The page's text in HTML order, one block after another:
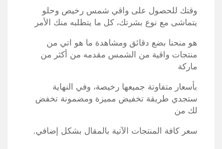
وقتك للحصول على واقي شمس رخيص وحلو
يتماشى مع نوع بشرتك، كل ما يتطلبه منك الأمر
هو منحنا بضع دقائق ومشاهدة ما هو اتي من
منتجات واقية من الشمس مقدمه من أكثر من
ماركة
بأسعار متفاوتة جميعها رخيصة، وفي النهاية
ستجدي طريقة تخفيض مميزة ومضمونة تخفض
لك من
سعر كافة المنتجات الآتية بالمقال بشكل إضافي.